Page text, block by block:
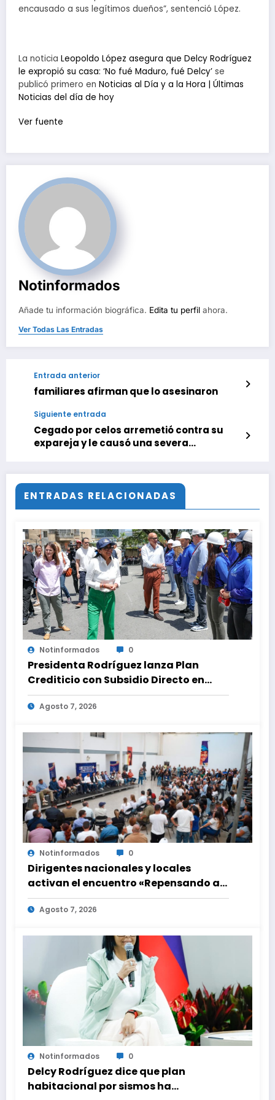
encausado a sus legítimos dueños”, sentenció López.
La noticia Leopoldo López asegura que Delcy Rodríguez
le expropió su casa: ‘No fué Maduro, fué Delcy’ se
publicó primero en Noticias al Día y a la Hora | Últimas
Noticias del día de hoy
Ver fuente
Notinformados
Añade tu información biográfica. Edita tu perfil ahora.
Ver Todas Las Entradas
Entrada anterior
familiares afirman que lo asesinaron
Siguiente entrada
Cegado por celos arremetió contra su
expareja y le causó una severa
ENTRADAS RELACIONADAS
Notinformados 0
Presidenta Rodríguez lanza Plan
Crediticio con Subsidio Directo en
encuentro con Juntas de Condominio
Agosto 7, 2026
Notinformados 0
Dirigentes nacionales y locales
activan el encuentro «Repensando a
Venezuela» para impulsar propuestas
desde las comunidades
Agosto 7, 2026
Notinformados 0
Delcy Rodríguez dice que plan
habitacional por sismos ha